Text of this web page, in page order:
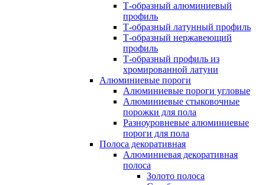
Т-образный алюминиевый
профиль
Т-образный латунный профиль
Т-образный нержавеющий
профиль
Т-образный профиль из
хромированной латуни
Алюминиевые пороги
Алюминиевые пороги угловые
Алюминиевые стыковочные
порожки для пола
Разноуровневые алюминиевые
пороги для пола
Полоса декоративная
Алюминиевая декоративная
полоса
Золото полоса